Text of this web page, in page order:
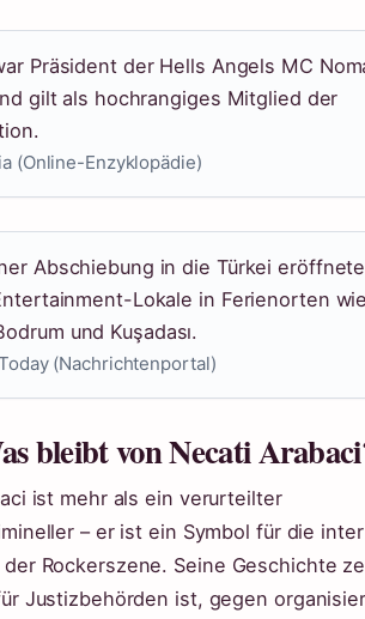
Präsident der Hells Angels MC
gilt als hochrangiges Mitglied der
(Online-Enzyklopädie)
Abschiebung in die Türkei eröffnete
Lokale in Ferienorten
und Kuşadası.
(Nachrichtenportal)
bleibt von Necati
ist mehr als ein verurteilter
– er ist ein Symbol für die
Rockerszene. Seine Geschichte
Justizbehörden ist, gegen